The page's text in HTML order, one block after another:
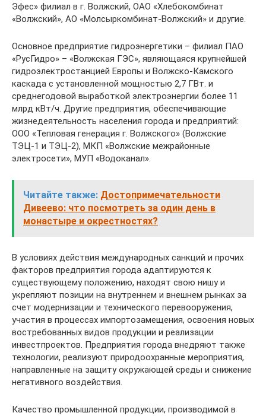
Эфес» филиал в г. Волжский, ОАО «Хлебокомбинат
«Волжский», АО «Молсыркомбинат-Волжский» и другие.
Основное предприятие гидроэнергетики – филиал ПАО
«РусГидро» – «Волжская ГЭС», являющаяся крупнейшей
гидроэлектростанцией Европы и Волжско-Камского
каскада с установленной мощностью 2,7 ГВт. и
среднегодовой выработкой электроэнергии более 11
млрд кВт/ч. Другие предприятия, обеспечивающие
жизнедеятельность населения города и предприятий:
ООО «Тепловая генерация г. Волжского» (Волжские
ТЭЦ-1 и ТЭЦ-2), МКП «Волжские межрайонные
электросети», МУП «Водоканал».
Читайте также: Достопримечательности
Дивеево: что посмотреть за один день в
монастыре и окрестностях?
В условиях действия международных санкций и прочих
факторов предприятия города адаптируются к
существующему положению, находят свою нишу и
укрепляют позиции на внутреннем и внешнем рынках за
счет модернизации и технического перевооружения,
участия в процессах импортозамещения, освоения новых
востребованных видов продукции и реализации
инвестпроектов. Предприятия города внедряют также
технологии, реализуют природоохранные мероприятия,
направленные на защиту окружающей среды и снижение
негативного воздействия.
Качество промышленной продукции, производимой в